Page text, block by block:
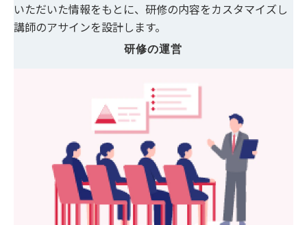
いただいた情報をもとに、研修の内容をカスタマイズし
講師のアサインを設計します。
研修の運営